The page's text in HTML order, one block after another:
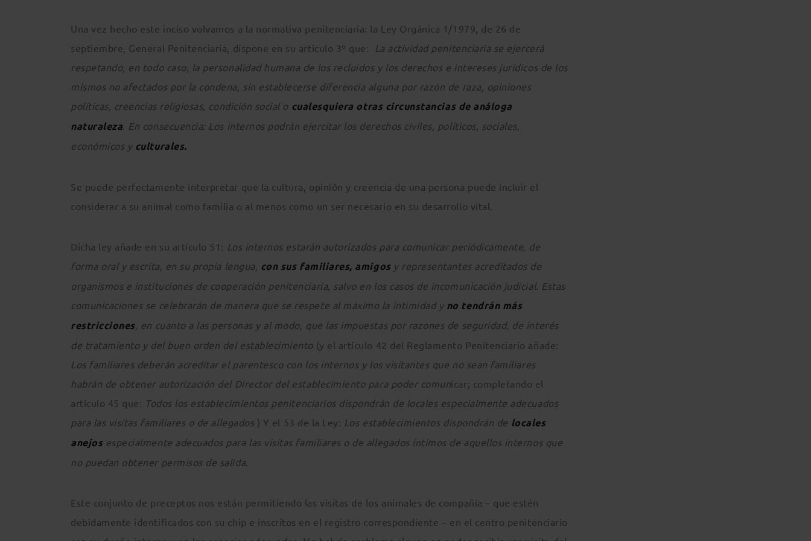
Una vez hecho este inciso volvamos a la normativa penitenciaria: la Ley Orgánica 1/1979, de 26 de
septiembre, General Penitenciaria, dispone en su artículo 3º que:
La actividad penitenciaria se ejercerá
respetando, en todo caso, la personalidad humana de los recluidos y los derechos e intereses jurídicos de los
mismos no afectados por la condena, sin establecerse diferencia alguna por razón de raza, opiniones
políticas, creencias religiosas, condición social o cualesquiera otras circunstancias de análoga
naturaleza. En consecuencia: Los internos podrán ejercitar los derechos civiles, políticos, sociales,
económicos y culturales.
Se puede perfectamente interpretar que la cultura, opinión y creencia de una persona puede incluir el
considerar a su animal como familia o al menos como un ser necesario en su desarrollo vital.
Dicha ley añade en su artículo 51: Los internos estarán autorizados para comunicar periódicamente, de
forma oral y escrita, en su propia lengua, con sus familiares, amigosy representantes acreditados de
organismos e instituciones de cooperación penitenciaria, salvo en los casos de incomunicación judicial. Estas
comunicaciones se celebrarán de manera que se respete al máximo la intimidad y no tendrán más
restricciones, en cuanto a las personas y al modo, que las impuestas por razones de seguridad, de interés
de tratamiento y del buen orden del establecimiento (y el artículo 42 del Reglamento Penitenciario añade:
Los familiares deberán acreditar el parentesco con los internos y los visitantes que no sean familiares
habrán de obtener autorización del Director del establecimiento para poder comunicar; completando el
artículo 45 que: Todos los establecimientos penitenciarios dispondrán de locales especialmente adecuados
para las visitas familiares o de allegados) Y el 53 de la Ley: Los establecimientos dispondrán de locales
anejosespecialmente adecuados para las visitas familiares o de allegados íntimos de aquellos internos que
no puedan obtener permisos de salida.
Este conjunto de preceptos nos están permitiendo las visitas de los animales de compañía – que estén
debidamente identificados con su chip e inscritos en el registro correspondiente – en el centro penitenciario